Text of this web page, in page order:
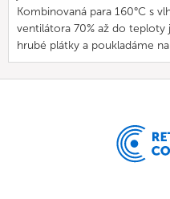
Kombinovaná para 160°C s
ventilátora 70% až do teploty
hrubé plátky a poukladáme